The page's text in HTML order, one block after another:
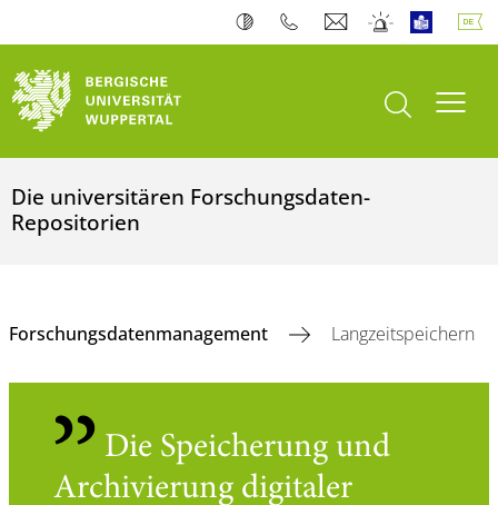
Suche öffnen
Die universitären Forschungsdaten-
Repositorien
Forschungsdatenmanagement Langzeitspeichern
Die Speicherung und
Archivierung digitaler